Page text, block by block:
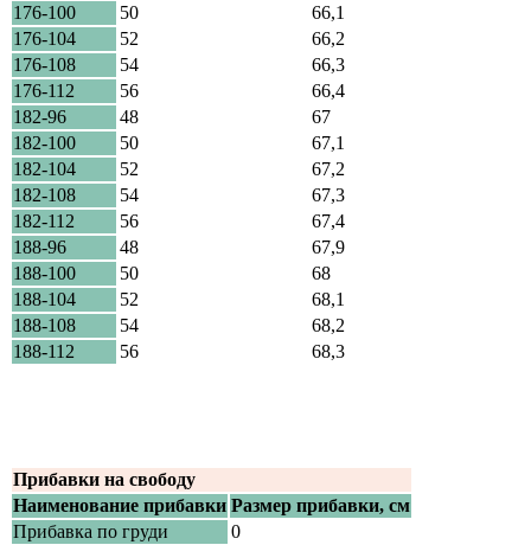
176-100
50
66,1
176-104
52
66,2
176-108
54
66,3
176-112
56
66,4
182-96
48
67
182-100
50
67,1
182-104
52
67,2
182-108
54
67,3
182-112
56
67,4
188-96
48
67,9
188-100
50
68
188-104
52
68,1
188-108
54
68,2
188-112
56 68,3
Прибавки на свободу
Наименование прибавки Размер прибавки, см
Прибавка по груди
0